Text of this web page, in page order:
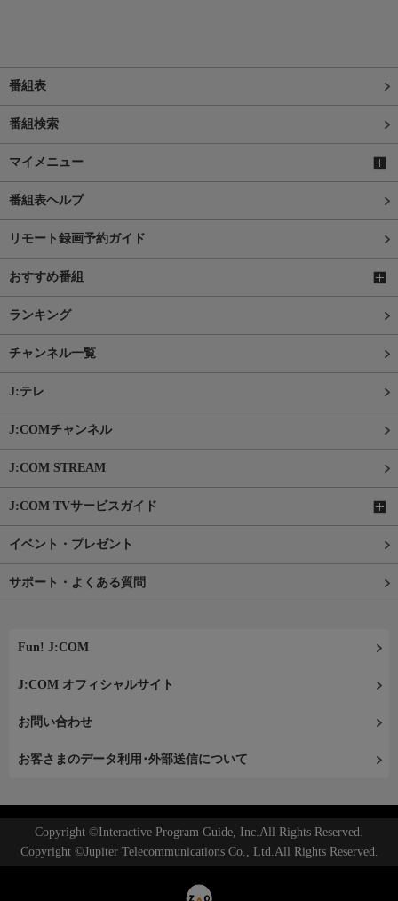
番組表
番組検索
マイメニュー
番組表ヘルプ
リモート録画予約ガイド
おすすめ番組
ランキング
チャンネル一覧
J:テレ
J:COMチャンネル
J:COM STREAM
J:COM TVサービスガイド
イベント・プレゼント
サポート・よくある質問
Fun! J:COM
J:COM オフィシャルサイト
お問い合わせ
お客さまのデータ利用･外部送信について
Copyright ©Interactive Program Guide, Inc.All Rights Reserved.
Copyright ©Jupiter Telecommunications Co., Ltd.All Rights Reserved.